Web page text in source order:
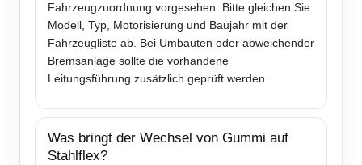
Fahrzeugzuordnung vorgesehen. Bitte gleichen Sie
Modell, Typ, Motorisierung und Baujahr mit der
Fahrzeugliste ab. Bei Umbauten oder abweichender
Bremsanlage sollte die vorhandene
Leitungsführung zusätzlich geprüft werden.
Was bringt der Wechsel von Gummi auf
Stahlflex?